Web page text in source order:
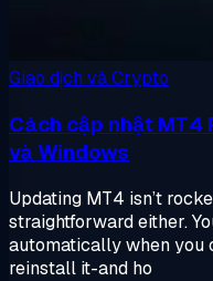
Giao dịch và Crypto
Cách cập nhật
và Windows
Updating MT4 isn’t
straightforward either.
automatically when you
reinstall it-and ho